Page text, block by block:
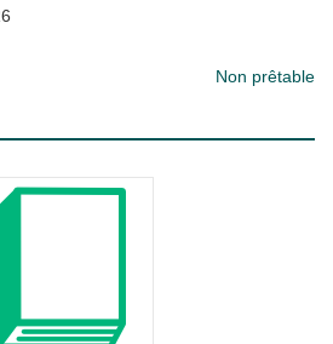
Non prêtable